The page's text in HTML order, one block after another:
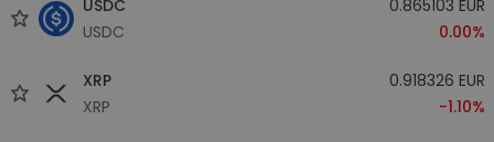
USDC
USDC
0.865103 EUR
0.00%
XRP
XRP
0.918326 EUR
-1.10%